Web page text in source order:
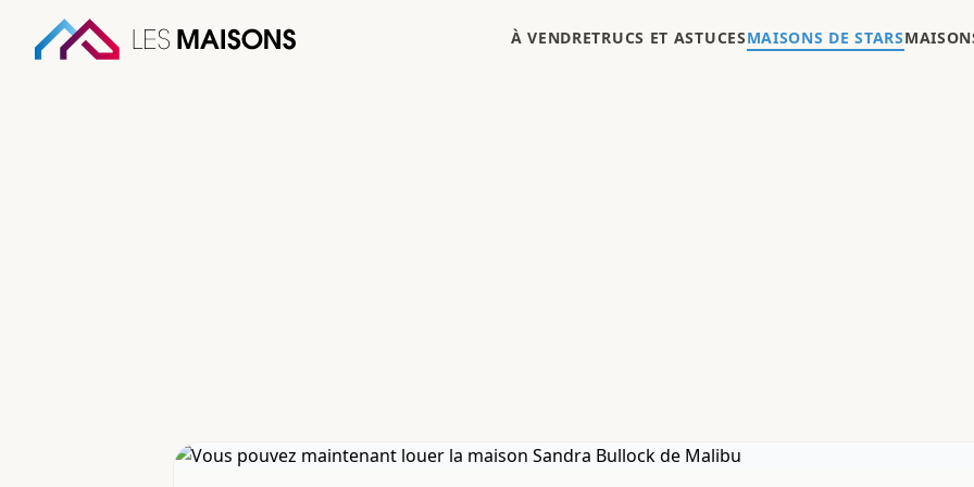
À VENDRETRUCS ET ASTUCESMAISONS DE STARS